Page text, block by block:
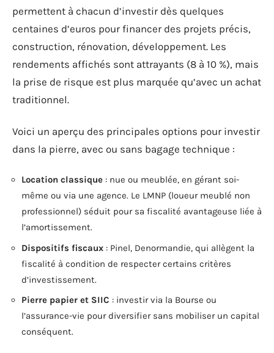
permettent à chacun d’investir dès quelques
centaines d’euros pour financer des projets précis,
construction, rénovation, développement. Les
rendements affichés sont attrayants (8 à 10 %), mais
la prise de risque est plus marquée qu’avec un achat
traditionnel.
Voici un aperçu des principales options pour investir
dans la pierre, avec ou sans bagage technique :
Location classique : nue ou meublée, en gérant soi-
même ou via une agence. Le LMNP (loueur meublé non
professionnel) séduit pour sa fiscalité avantageuse liée à
l’amortissement.
Dispositifs fiscaux : Pinel, Denormandie, qui allègent la
fiscalité à condition de respecter certains critères
d’investissement.
Pierre papier et SIIC : investir via la Bourse ou
l’assurance-vie pour diversifier sans mobiliser un capital
conséquent.